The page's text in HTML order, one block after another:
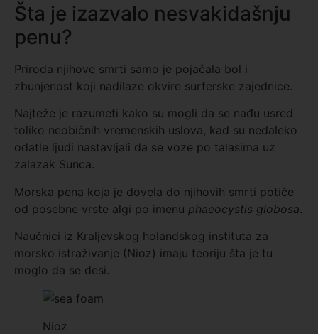
Šta je izazvalo nesvakidašnju
penu?
Priroda njihove smrti samo je pojačala bol i
zbunjenost koji nadilaze okvire surferske zajednice.
Najteže je razumeti kako su mogli da se nađu usred
toliko neobičnih vremenskih uslova, kad su nedaleko
odatle ljudi nastavljali da se voze po talasima uz
zalazak Sunca.
Morska pena koja je dovela do njihovih smrti potiče
od posebne vrste algi po imenu phaeocystis globosa.
Naučnici iz Kraljevskog holandskog instituta za
morsko istraživanje (Nioz) imaju teoriju šta je tu
moglo da se desi.
Nioz